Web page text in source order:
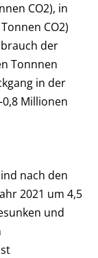
CO2), in
CO2)
der
Tonnnen
in der
Millionen
nach den
2021 um 4,5
und